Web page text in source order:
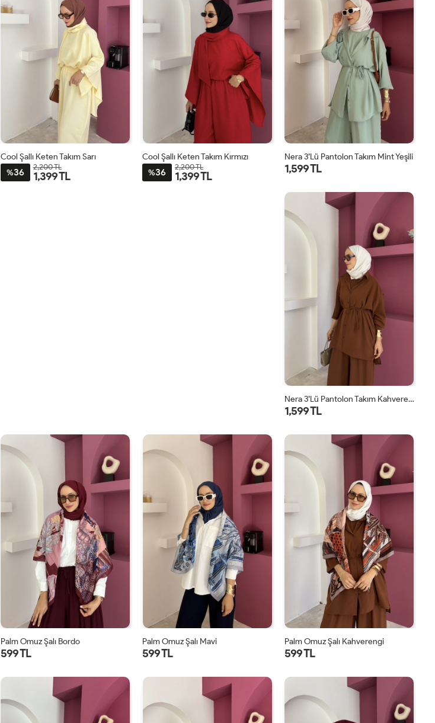
Cool Şallı Keten Takım Sarı
%36 2,200 TL
1,399 TL
Cool Şallı Keten Takım Kırmızı
%36 2,200 TL
1,399 TL
STD
Nera 3’lü Pantolon Takım Mint Yeşili
1,599 TL
STD
Nera 3’lü Pantolon Takım Kahverengi
1,599 TL
STD
Palm Omuz Şalı Bordo
599 TL
STD
Palm Omuz Şalı Mavi
599 TL
STD
Palm Omuz Şalı Kahverengi
599 TL